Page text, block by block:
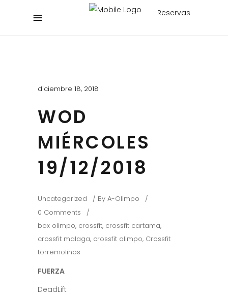
Reservas
diciembre 18, 2018
WOD
MIÉRCOLES
19/12/2018
Uncategorized By A-Olimpo
0 Comments
box olimpo, crossfit, crossfit cartama,
crossfit malaga, crossfit olimpo, Crossfit
torremolinos
FUERZA
DeadLift